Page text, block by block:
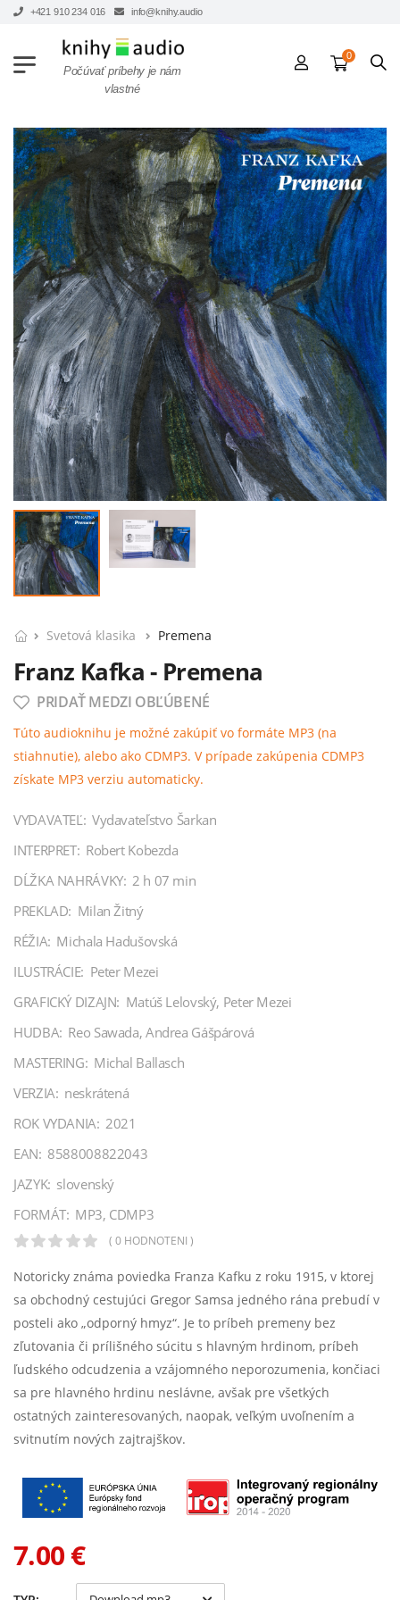
+421 910 234 016 info@knihy.audio
Počúvať príbehy je nám
vlastné
0
Svetová klasika Premena
Franz Kafka - Premena
PRIDAŤ MEDZI OBĽÚBENÉ
Túto audioknihu je možné zakúpiť vo formáte MP3 (na
stiahnutie), alebo ako CDMP3. V prípade zakúpenia CDMP3
získate MP3 verziu automaticky.
VYDAVATEĽ: Vydavateľstvo Šarkan
INTERPRET: Robert Kobezda
DĹŽKA NAHRÁVKY: 2 h 07 min
PREKLAD: Milan Žitný
RÉŽIA: Michala Hadušovská
ILUSTRÁCIE: Peter Mezei
GRAFICKÝ DIZAJN: Matúš Lelovský, Peter Mezei
HUDBA: Reo Sawada, Andrea Gášpárová
MASTERING: Michal Ballasch
VERZIA: neskrátená
ROK VYDANIA: 2021
EAN: 8588008822043
JAZYK: slovenský
FORMÁT: MP3, CDMP3
( 0 HODNOTENÍ )
Notoricky známa poviedka Franza Kafku z roku 1915, v ktorej
sa obchodný cestujúci Gregor Samsa jedného rána prebudí v
posteli ako „odporný hmyz“. Je to príbeh premeny bez
zľutovania či prílišného súcitu s hlavným hrdinom, príbeh
ľudského odcudzenia a vzájomného neporozumenia, končiaci
sa pre hlavného hrdinu neslávne, avšak pre všetkých
ostatných zainteresovaných, naopak, veľkým uvoľnením a
svitnutím nových zajtrajškov.
7.00 €